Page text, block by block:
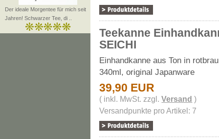
Der ideale Morgentee für mich seit
Jahren! Schwarzer Tee, di ..
Teekanne
SEICHI
Einhandkanne aus Ton in
340ml, original Japanware
39,90 EUR
( inkl. MwSt. zzgl.Versand )
Versandpunkte pro Artikel: 7